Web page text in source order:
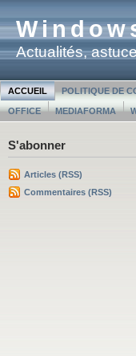
Actualités,
ACCUEIL POLITIQUE DE
OFFICE MEDIAFORMA
S'abonner
Articles (RSS)
Commentaires (RSS)